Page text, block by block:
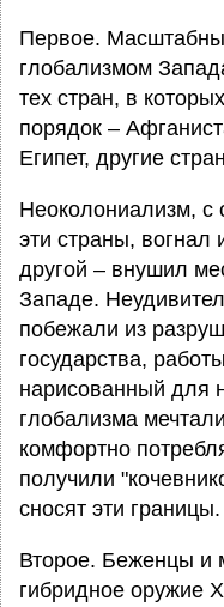
Первое.
глобализмом
тех стран, в
порядок –
Египет, другие
Неоколониализм, с
эти страны, вогнал
другой – внушил
Западе.
побежали из
государства,
нарисованный для
глобализма
комфортно
получили
сносят эти границы.
Второе. Беженцы и
гибридное оружие